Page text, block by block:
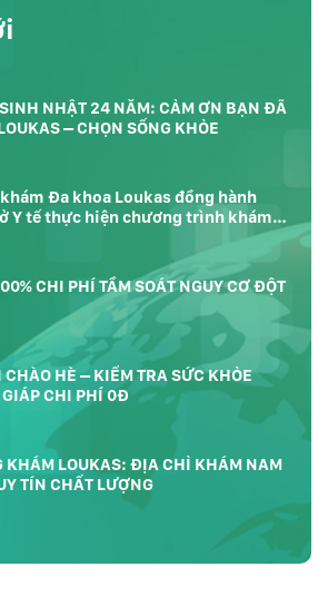
NHẬT 24 NĂM: CẢM ƠN BẠN ĐÃ
– CHỌN SỐNG KHỎE
Đa khoa Loukas đồng hành
Y tế thực hiện chương trình khám
CHI PHÍ TẦM SOÁT NGUY CƠ ĐỘT
HÈ – KIỂM TRA SỨC KHỎE
GIÁP CHI PHÍ 0Đ
KHÁM LOUKAS: ĐỊA CHỈ KHÁM NAM
TÍN CHẤT LƯỢNG